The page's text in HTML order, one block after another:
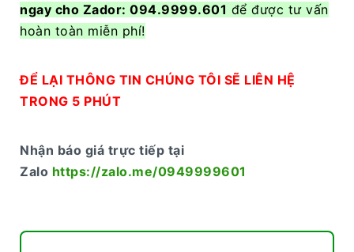
ngay cho Zador: 094.9999.601 để được tư vấn
hoàn toàn miễn phí!
ĐỂ LẠI THÔNG TIN CHÚNG TÔI SẼ LIÊN HỆ
TRONG 5 PHÚT
Nhận báo giá trực tiếp tại
Zalo https://zalo.me/0949999601